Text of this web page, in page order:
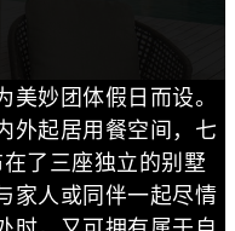
妙团体假日而设。
外起居用餐空间，七
了三座独立的别墅
家人或同伴一起尽情